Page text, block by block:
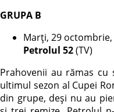
GRUPA B
Marți, 29 octombrie,
Petrolul 52(TV)
Prahovenii au rămas
ultimul sezon al Cupei
din grupe, deși nu au